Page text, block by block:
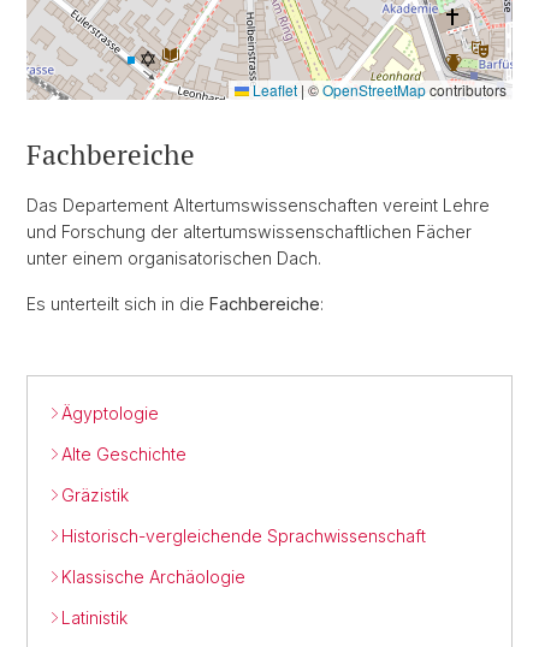
Leaflet | ©OpenStreetMapcontributors
Fachbereiche
Das Departement Altertumswissenschaften vereint Lehre
und Forschung der altertumswissenschaftlichen Fächer
unter einem organisatorischen Dach.
Es unterteilt sich in die Fachbereiche:
Ägyptologie
Alte Geschichte
Gräzistik
Historisch-vergleichende Sprachwissenschaft
Klassische Archäologie
Latinistik